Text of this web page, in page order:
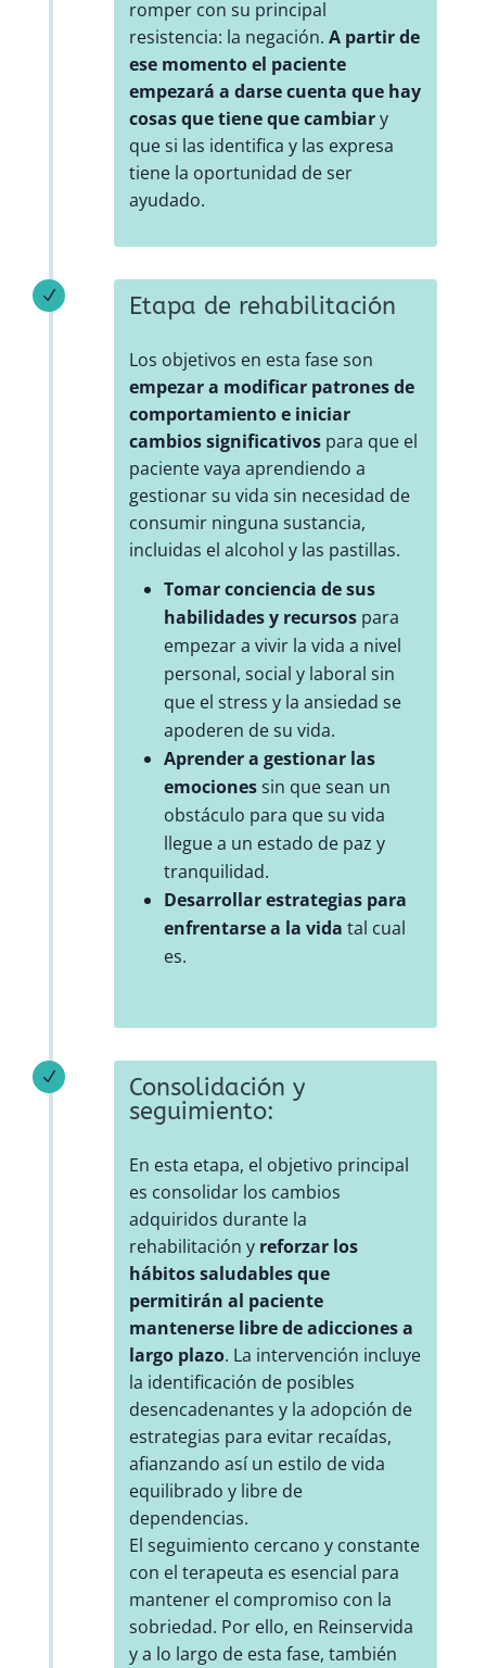
romper con su principal
resistencia: la negación. A partir de
ese momento el paciente
empezará a darse cuenta que hay
cosas que tiene que cambiary
que si las identifica y las expresa
tiene la oportunidad de ser
ayudado.
N Etapa de rehabilitación
Los objetivos en esta fase son
empezar a modificar patrones de
comportamiento e iniciar
cambios significativospara que el
paciente vaya aprendiendo a
gestionar su vida sin necesidad de
consumir ninguna sustancia,
incluidas el alcohol y las pastillas.
Tomar conciencia de sus
habilidades y recursospara
empezar a vivir la vida a nivel
personal, social y laboral sin
que el stress y la ansiedad se
apoderen de su vida.
Aprender a gestionar las
emocionessin que sean un
obstáculo para que su vida
llegue a un estado de paz y
tranquilidad.
Desarrollar estrategias para
enfrentarse a la vida tal cual
es.
N
Consolidación y
seguimiento:
En esta etapa, el objetivo principal
es consolidar los cambios
adquiridos durante la
rehabilitación y reforzar los
hábitos saludables que
permitirán al paciente
mantenerse libre de adicciones a
largo plazo. La intervención incluye
la identificación de posibles
desencadenantes y la adopción de
estrategias para evitar recaídas,
afianzando así un estilo de vida
equilibrado y libre de
dependencias.
El seguimiento cercano y constante
con el terapeuta es esencial para
mantener el compromiso con la
sobriedad. Por ello, en Reinservida
y a lo largo de esta fase, también